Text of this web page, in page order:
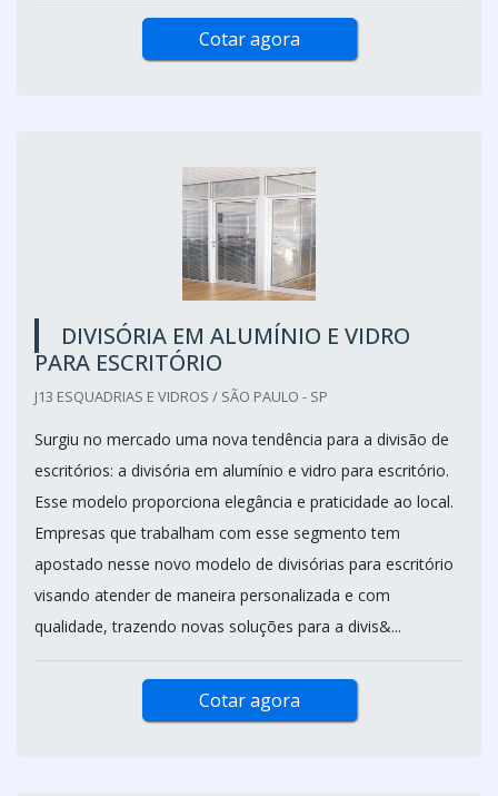
Cotar agora
DIVISÓRIA EM ALUMÍNIO E VIDRO
PARA ESCRITÓRIO
J13 ESQUADRIAS E VIDROS / SÃO PAULO - SP
Surgiu no mercado uma nova tendência para a divisão de
escritórios: a divisória em alumínio e vidro para escritório.
Esse modelo proporciona elegância e praticidade ao local.
Empresas que trabalham com esse segmento tem
apostado nesse novo modelo de divisórias para escritório
visando atender de maneira personalizada e com
qualidade, trazendo novas soluções para a divis&...
Cotar agora